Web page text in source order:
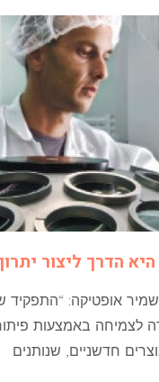
הדרך ליצור
אופטיקה: “התפקיד
לצמיחה באמצעות פיתוח
חדשניים, שנותנים